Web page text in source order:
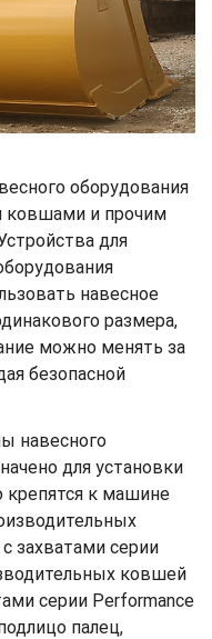
оборудования
ковшами и прочим
для
навесное
размера,
можно менять за
безопасной
навесного
для установки
к машине
захватами серии
ковшей
серии Performance
палец,